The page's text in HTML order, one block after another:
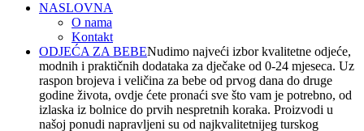
NASLOVNA
O nama
Kontakt
ODJEĆA ZA BEBENudimo najveći izbor kvalitetne odjeće,
modnih i praktičnih dodataka za dječake od 0-24 mjeseca. Uz
raspon brojeva i veličina za bebe od prvog dana do druge
godine života, ovdje ćete pronaći sve što vam je potrebno, od
izlaska iz bolnice do prvih nespretnih koraka. Proizvodi u
našoj ponudi napravljeni su od najkvalitetnijeg turskog